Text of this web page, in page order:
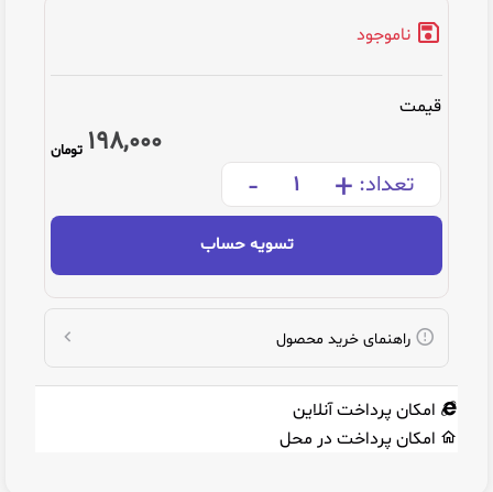
ناموجود
قیمت
198,000 تومان
تعداد: +
-
تسویه حساب
راهنمای خرید محصول
امکان پرداخت آنلاین
امکان پرداخت در محل